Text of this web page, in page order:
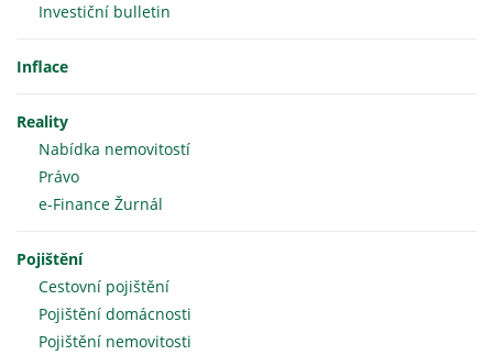
Investiční bulletin
Inflace
Reality
Nabídka nemovitostí
Právo
e-Finance Žurnál
Pojištění
Cestovní pojištění
Pojištění domácnosti
Pojištění nemovitosti